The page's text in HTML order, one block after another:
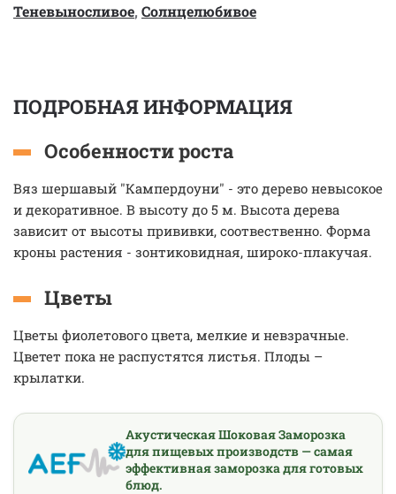
Теневыносливое, Солнцелюбивое
ПОДРОБНАЯ ИНФОРМАЦИЯ
Особенности роста
Вяз шершавый "Кампердоуни" - это дерево невысокое
и декоративное. В высоту до 5 м. Высота дерева
зависит от высоты прививки, соотвественно. Форма
кроны растения - зонтиковидная, широко-плакучая.
Цветы
Цветы фиолетового цвета, мелкие и невзрачные.
Цветет пока не распустятся листья. Плоды –
крылатки.
Акустическая Шоковая Заморозка
для пищевых производств — самая
эффективная заморозка для готовых
блюд.